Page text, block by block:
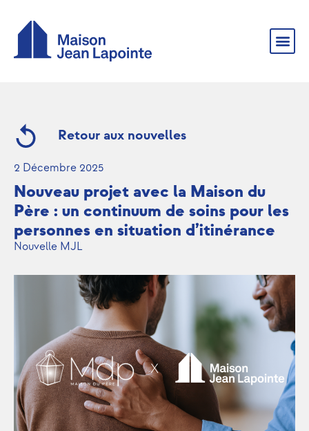
Retour aux nouvelles
2 Décembre 2025
Nouveau projet avec la Maison du
Père : un continuum de soins pour les
personnes en situation d’itinérance
Nouvelle MJL